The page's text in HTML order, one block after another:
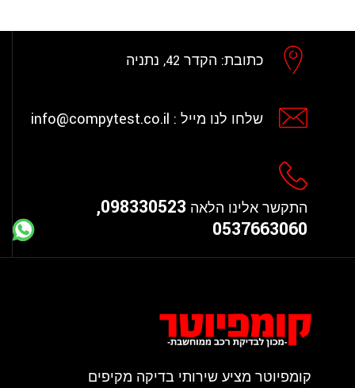
כתובת: הקדר 42, נתניה
שלחו לנו מייל : info@compytest.co.il
התקשר אלינו הלאה
098330523,
0537663060
קומפיוטר מציע שירותי בדיקה מקיפים